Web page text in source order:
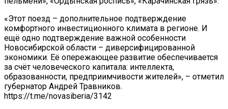
«Этот поезд – дополнительное подтверждение
комфортного инвестиционного климата в регионе. И
ещё одно подтверждение важной особенности
Новосибирской области – диверсифицированной
экономики. Её опережающее развитие обеспечивается
за счёт человеческого капитала: интеллекта,
образованности, предприимчивости жителей», – отметил
губернатор Андрей Травников.
https://t.me/novasiberia/3142